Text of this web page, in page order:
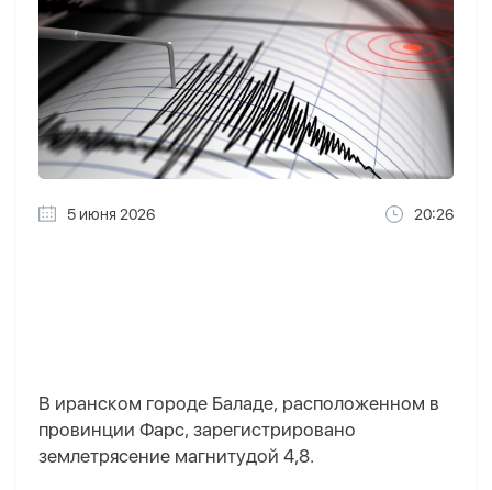
5 июня 2026 20:26
В иранском городе Баладе, расположенном в
провинции Фарс, зарегистрировано
землетрясение магнитудой 4,8.